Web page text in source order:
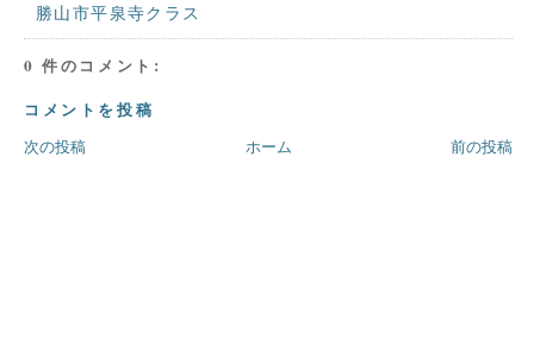
勝山市平泉寺クラス
0 件のコメント:
コメントを投稿
次の投稿 前の投稿
ホーム